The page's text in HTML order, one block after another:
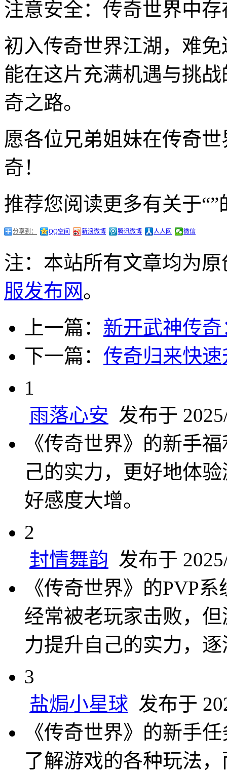
注意安全：传奇世界中
初入传奇世界江湖，难
能在这片充满机遇与挑
奇之路。
愿各位兄弟姐妹在传奇
奇！
推荐您阅读更多有关于“”
分享到： QQ空间 新浪微博 腾讯微博 人人网 微信
注：本站所有文章均为
服发布网。
上一篇： 新开武神传
下一篇： 传奇归来快
1
雨落心安 发布于
《传奇世界》的新手
己的实力，更好地体
好感度大增。
2
封情舞韵 发布于
《传奇世界》的PVP
经常被老玩家击败，
力提升自己的实力，
3
盐焗小星球 发布于
《传奇世界》的新手
了解游戏的各种玩法